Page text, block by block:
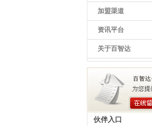
加盟渠道
资讯平台
关于百智达
伙伴入口